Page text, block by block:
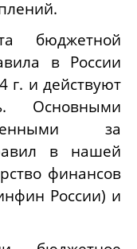
бюджетной
в России
г. и действуют
Основными
за
в нашей
финансов
России) и